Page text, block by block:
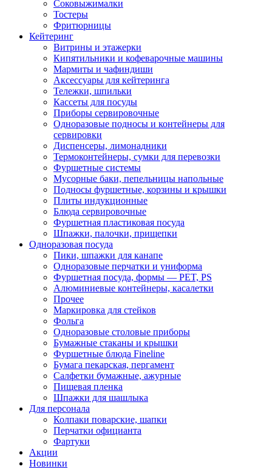
Соковыжималки
Тостеры
Фритюрницы
Кейтеринг
Витрины и этажерки
Кипятильники и кофеварочные машины
Мармиты и чафиндиши
Аксессуары для кейтеринга
Тележки, шпильки
Кассеты для посуды
Приборы сервировочные
Одноразовые подносы и контейнеры для
сервировки
Диспенсеры, лимонадники
Термоконтейнеры, сумки для перевозки
Фуршетные системы
Мусорные баки, пепельницы напольные
Подносы фуршетные, корзины и крышки
Плиты индукционные
Блюда сервировочные
Фуршетная пластиковая посуда
Шпажки, палочки, прищепки
Одноразовая посуда
Пики, шпажки для канапе
Одноразовые перчатки и униформа
Фуршетная посуда, формы — PET, PS
Алюминиевые контейнеры, касалетки
Прочее
Маркировка для стейков
Фольга
Одноразовые столовые приборы
Бумажные стаканы и крышки
Фуршетные блюда Fineline
Бумага пекарская, пергамент
Салфетки бумажные, ажурные
Пищевая пленка
Шпажки для шашлыка
Для персонала
Колпаки поварские, шапки
Перчатки официанта
Фартуки
Акции
Новинки